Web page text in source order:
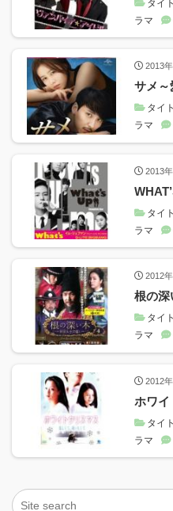
タイ
ラマ
2013
サメ～
タイ
ラマ
2013
タイ
ラマ
2012
根の深
タイ
ラマ
2012
ホワイ
タイ
ラマ